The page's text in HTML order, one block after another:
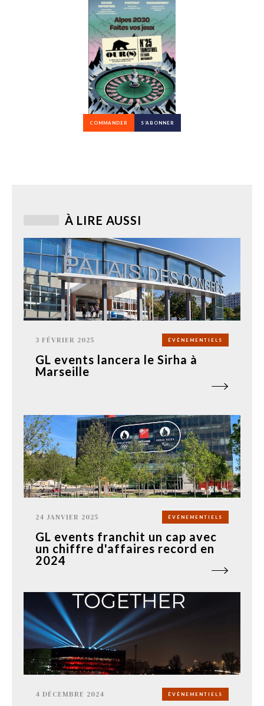
COMMANDER S’ABONNER
À LIRE AUSSI
3 FÉVRIER 2025 ÉVÉNEMENTIELS
GL events lancera le Sirha à
Marseille
24 JANVIER 2025 ÉVÉNEMENTIELS
GL events franchit un cap avec
un chiffre d'affaires record en
2024
4 DÉCEMBRE 2024 ÉVÉNEMENTIELS